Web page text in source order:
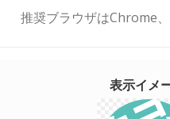
推奨ブラウザはChrome
表示イメ